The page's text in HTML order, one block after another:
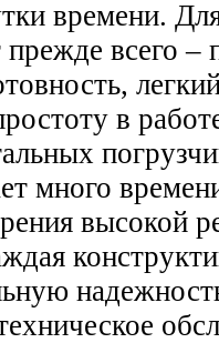
времени.
всего –
в
много
высокой